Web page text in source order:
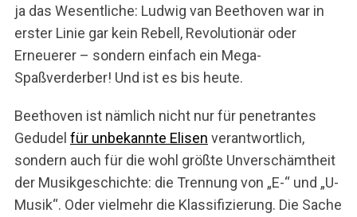
ja das Wesentliche: Ludwig van Beethoven war in
erster Linie gar kein Rebell, Revolutionär oder
Erneuerer – sondern einfach ein Mega-
Spaßverderber! Und ist es bis heute.
Beethoven ist nämlich nicht nur für penetrantes
Gedudel für unbekannte Elisen verantwortlich,
sondern auch für die wohl größte Unverschämtheit
der Musikgeschichte: die Trennung von „E-“ und „U-
Musik“. Oder vielmehr die Klassifizierung. Die Sache